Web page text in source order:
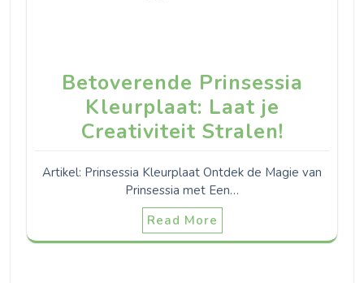
Betoverende Prinsessia
Kleurplaat: Laat je
Creativiteit Stralen!
Artikel: Prinsessia Kleurplaat Ontdek de Magie van
Prinsessia met Een…
Read More